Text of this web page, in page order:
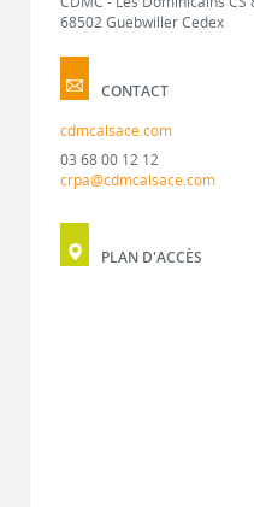
68502 Guebwiller Cedex
CONTACT
cdmcalsace.com
03 68 00 12 12
crpa@cdmcalsace.com
PLAN D'ACCÈS